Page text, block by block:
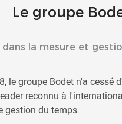
Le groupe
dans la mesure et
le groupe Bodet n'a cessé
reconnu à
gestion du temps.